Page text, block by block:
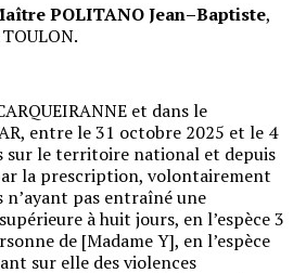
POLITANOJean–Baptiste,
TOULON.
et dansle
, entrele31 octobre 2025 et le 4
surleterritoire national et depuis
la prescription, volontairement
n’ayant pas entraînéune
supérieure àhuit jours, enl’espèce3
de [Madame Y], enl’espèce
sur elle des violences